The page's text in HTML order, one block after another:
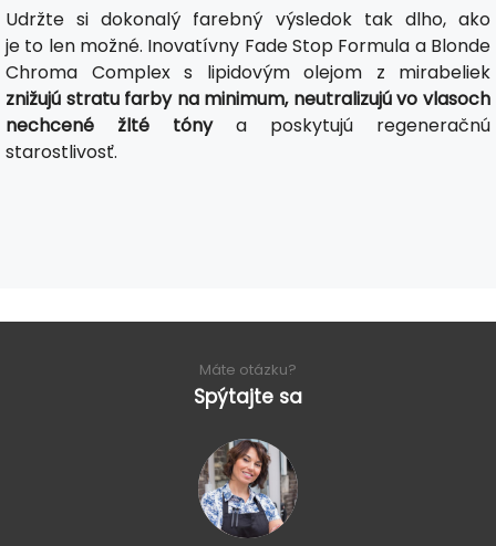
Udržte si dokonalý farebný výsledok tak dlho, ako
je to len možné. Inovatívny Fade Stop Formula a Blonde
Chroma Complex s lipidovým olejom z mirabeliek
znižujú stratu farby na minimum, neutralizujú vo vlasoch
nechcené žlté tónya poskytujú regeneračnú
starostlivosť.
Máte otázku?
Spýtajte sa